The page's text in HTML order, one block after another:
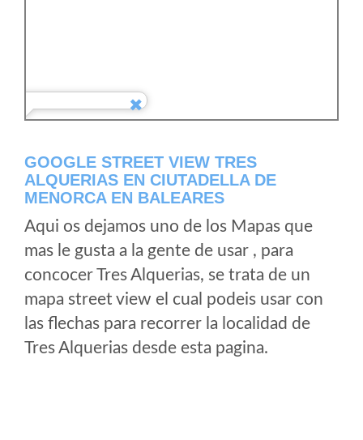
GOOGLE STREET VIEW TRES
ALQUERIAS EN CIUTADELLA DE
MENORCA EN BALEARES
Aqui os dejamos uno de los Mapas que
mas le gusta a la gente de usar , para
concocer Tres Alquerias, se trata de un
mapa street view el cual podeis usar con
las flechas para recorrer la localidad de
Tres Alquerias desde esta pagina.